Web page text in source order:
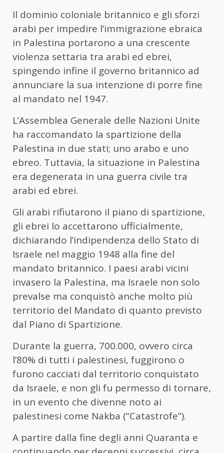
Il dominio coloniale britannico e gli sforzi
arabi per impedire l’immigrazione ebraica
in Palestina portarono a una crescente
violenza settaria tra arabi ed ebrei,
spingendo infine il governo britannico ad
annunciare la sua intenzione di porre fine
al mandato nel 1947.
L’Assemblea Generale delle Nazioni Unite
ha raccomandato la spartizione della
Palestina in due stati; uno arabo e uno
ebreo. Tuttavia, la situazione in Palestina
era degenerata in una guerra civile tra
arabi ed ebrei.
Gli arabi rifiutarono il piano di spartizione,
gli ebrei lo accettarono ufficialmente,
dichiarando l’indipendenza dello Stato di
Israele nel maggio 1948 alla fine del
mandato britannico. I paesi arabi vicini
invasero la Palestina, ma Israele non solo
prevalse ma conquistò anche molto più
territorio del Mandato di quanto previsto
dal Piano di Spartizione.
Durante la guerra, 700.000, ovvero circa
l’80% di tutti i palestinesi, fuggirono o
furono cacciati dal territorio conquistato
da Israele, e non gli fu permesso di tornare,
in un evento che divenne noto ai
palestinesi come Nakba (“Catastrofe”).
A partire dalla fine degli anni Quaranta e